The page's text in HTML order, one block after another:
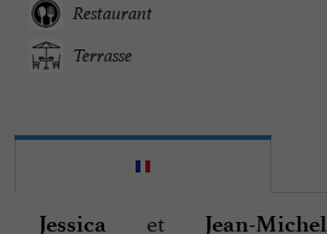
Restaurant
Terrasse
Jessica et Jean-Michel